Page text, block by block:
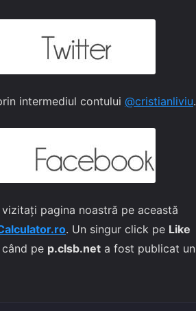
intermediul contului @cristianliviu.
pagina noastră pe această
. Un singur click pe Like
pe p.clsb.net a fost publicat un